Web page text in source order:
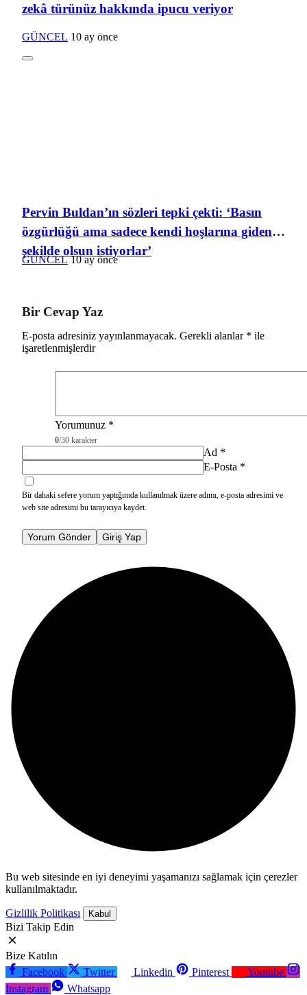
zekâ türünüz hakkında ipucu veriyor
GÜNCEL 10 ay önce
Pervin Buldan’ın sözleri tepki çekti: ‘Basın
özgürlüğü ama sadece kendi hoşlarına giden
şekilde olsun istiyorlar’
GÜNCEL 10 ay önce
Bir Cevap Yaz
E-posta adresiniz yayınlanmayacak. Gerekli alanlar * ile
işaretlenmişlerdir
Yorumunuz *
0/30 karakter
Ad *
E-Posta *
Bir dahaki sefere yorum yaptığımda kullanılmak üzere adımı, e-posta adresimi ve
web site adresimi bu tarayıcıya kaydet.
Yorum Gönder Giriş Yap
Bu web sitesinde en iyi deneyimi yaşamanızı sağlamak için çerezler
kullanılmaktadır.
Gizlilik Politikası Kabul
Bizi Takip Edin
Bize Katılın
Facebook
Twitter Linkedin Pinterest
Youtube
Instagram
Whatsapp